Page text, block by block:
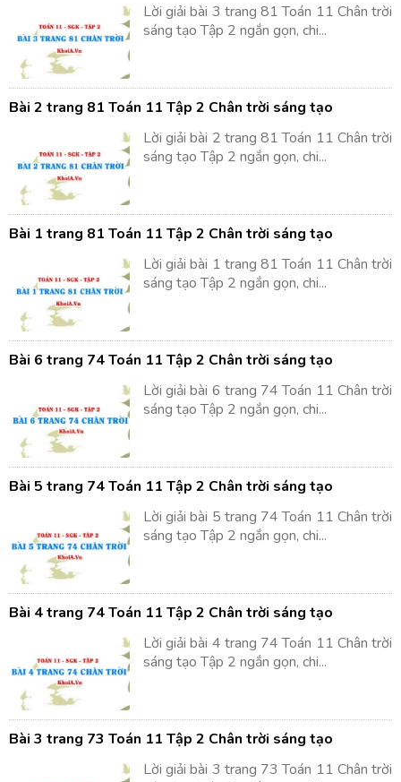
Lời giải bài 3 trang 81 Toán 11 Chân trời
sáng tạo Tập 2 ngắn gọn, chi...
Bài 2 trang 81 Toán 11 Tập 2 Chân trời sáng tạo
Lời giải bài 2 trang 81 Toán 11 Chân trời
sáng tạo Tập 2 ngắn gọn, chi...
Bài 1 trang 81 Toán 11 Tập 2 Chân trời sáng tạo
Lời giải bài 1 trang 81 Toán 11 Chân trời
sáng tạo Tập 2 ngắn gọn, chi...
Bài 6 trang 74 Toán 11 Tập 2 Chân trời sáng tạo
Lời giải bài 6 trang 74 Toán 11 Chân trời
sáng tạo Tập 2 ngắn gọn, chi...
Bài 5 trang 74 Toán 11 Tập 2 Chân trời sáng tạo
Lời giải bài 5 trang 74 Toán 11 Chân trời
sáng tạo Tập 2 ngắn gọn, chi...
Bài 4 trang 74 Toán 11 Tập 2 Chân trời sáng tạo
Lời giải bài 4 trang 74 Toán 11 Chân trời
sáng tạo Tập 2 ngắn gọn, chi...
Bài 3 trang 73 Toán 11 Tập 2 Chân trời sáng tạo
Lời giải bài 3 trang 73 Toán 11 Chân trời